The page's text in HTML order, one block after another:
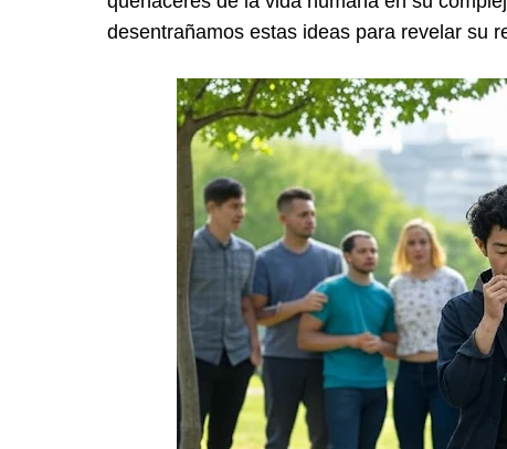
desentrañamos estas ideas para revelar su